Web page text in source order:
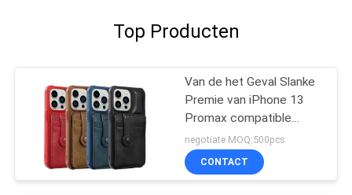
Top Producten
Van de het Geval Slanke
Premie van iPhone 13
Promax compatible
vegan leather phone
Klassieke de Luxe
Elegante Dunne Dekking
negotiate MOQ:500pcs
CONTACT